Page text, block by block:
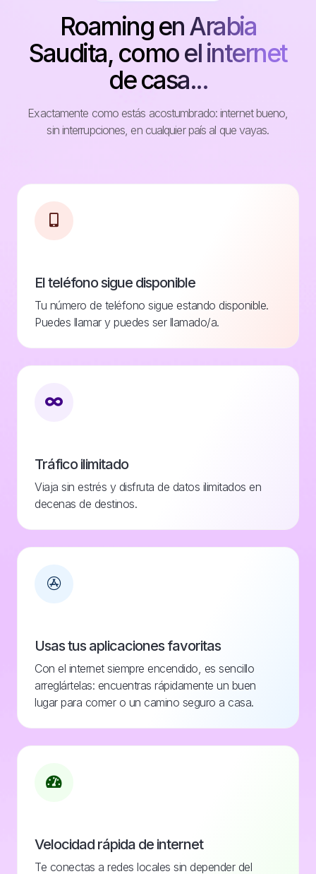
Roaming en Arabia
Saudita, como el internet
de casa...
Exactamente como estás acostumbrado: internet bueno,
sin interrupciones, en cualquier país al que vayas.
El teléfono sigue disponible
Tu número de teléfono sigue estando disponible.
Puedes llamar y puedes ser llamado/a.
Tráfico ilimitado
Viaja sin estrés y disfruta de datos ilimitados en
decenas de destinos.
Usas tus aplicaciones favoritas
Con el internet siempre encendido, es sencillo
arreglártelas: encuentras rápidamente un buen
lugar para comer o un camino seguro a casa.
Velocidad rápida de internet
Te conectas a redes locales sin depender del